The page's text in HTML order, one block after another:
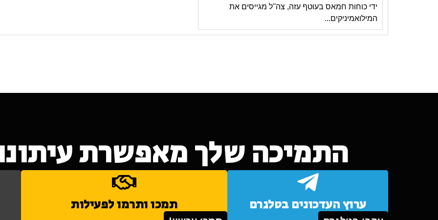
ידי כוחות חמאס בעוטף עזה, צה''ל מגייסים את
המילואמיניקים...
התמיכה שלך מאפשרת
ערוץ העדכונים בטלגרם תמכו ותרמו לפעילות